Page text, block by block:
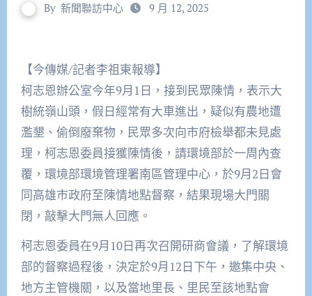
By 新聞聯訪中心 9 月 12, 2025
【今傳媒/記者李祖東報導】
柯志恩辦公室今年9月1日，接到民眾陳情，表示大
樹統嶺山頭，假日經常有大車進出，疑似有農地遭
濫墾、偷倒廢棄物，民眾多次向市府檢舉都未見處
理，柯志恩委員接獲陳情後，請環境部於一周內查
覆，環境部環境管理署南區管理中心，於9月2日會
同高雄市政府至陳情地點督察，結果現場大門關
閉，敲擊大門無人回應。
柯志恩委員在9月10日再次召開研商會議，了解環境
部的督察過程後，決定於9月12日下午，邀集中央、
地方主管機關，以及當地里長、里民至該地點會